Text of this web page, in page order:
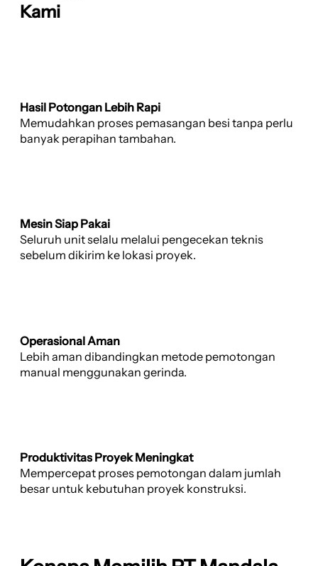
Kami
Hasil Potongan Lebih Rapi
Memudahkan proses pemasangan besi tanpa perlu
banyak perapihan tambahan.
Mesin Siap Pakai
Seluruh unit selalu melalui pengecekan teknis
sebelum dikirim ke lokasi proyek.
Operasional Aman
Lebih aman dibandingkan metode pemotongan
manual menggunakan gerinda.
Produktivitas Proyek Meningkat
Mempercepat proses pemotongan dalam jumlah
besar untuk kebutuhan proyek konstruksi.